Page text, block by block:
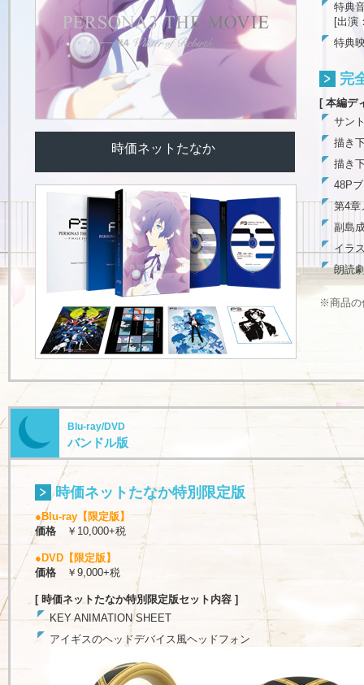
時価ネットたなか
特典
[出演
特典
完
[ 本編デ
サン
描き
描き
48P
第4章
副島
イラ
朗読
※商品の
Blu-ray/DVD
バンドル版
時価ネットたなか特別限定版
●Blu-ray【限定版】
価格 ￥10,000+税
●DVD【限定版】
価格 ￥9,000+税
[ 時価ネットたなか特別限定版セット内容 ]
KEY ANIMATION SHEET
アイギスのヘッドデバイス風ヘッドフォン